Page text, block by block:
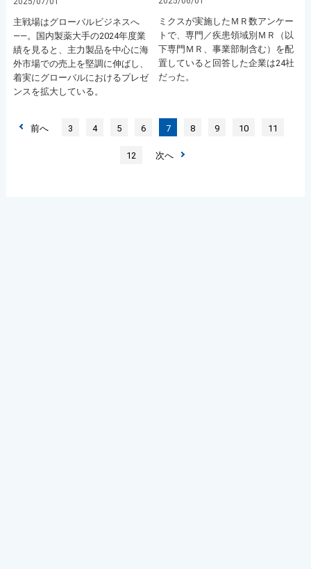
主戦場はグローバルビジネスへ
――。国内製薬大手の2024年度業
績を見ると、主力製品を中心に海
外市場での売上を堅調に伸ばし、
着実にグローバルにおけるプレゼ
ンスを拡大している。
ミクスが実施したＭＲ数アンケー
トで、専門／疾患領域別ＭＲ（以
下専門ＭＲ、事業部制含む）を配
置していると回答した企業は24社
だった。
前へ 3 4 5 6 7 8 9 10 11
12 次へ